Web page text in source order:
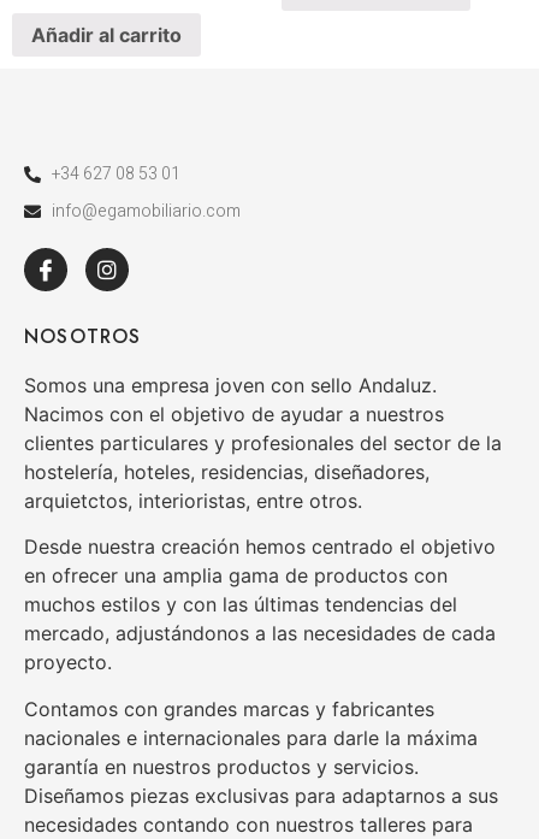
Añadir al carrito
+34 627 08 53 01
info@egamobiliario.com
NOSOTROS
Somos una empresa joven con sello Andaluz.
Nacimos con el objetivo de ayudar a nuestros
clientes particulares y profesionales del sector de la
hostelería, hoteles, residencias, diseñadores,
arquietctos, interioristas, entre otros.
Desde nuestra creación hemos centrado el objetivo
en ofrecer una amplia gama de productos con
muchos estilos y con las últimas tendencias del
mercado, adjustándonos a las necesidades de cada
proyecto.
Contamos con grandes marcas y fabricantes
nacionales e internacionales para darle la máxima
garantía en nuestros productos y servicios.
Diseñamos piezas exclusivas para adaptarnos a sus
necesidades contando con nuestros talleres para